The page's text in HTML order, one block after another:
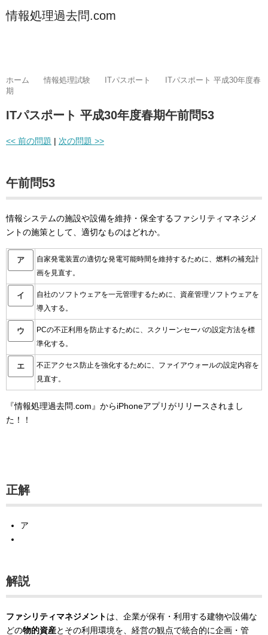
情報処理過去問.com
ホーム 情報処理試験 ITパスポート
ITパスポート 平成30年度春
期
ITパスポート 平成30年度春期午前問53
<< 前の問題 | 次の問題 >>
午前問53
情報システムの施設や設備を維持・保全するファシリティマネジメ
ントの施策として、適切なものはどれか。
ア
自家発電装置の適切な発電可能時間を維持するために、燃料の補充計
画を見直す。
イ
自社のソフトウェアを一元管理するために、資産管理ソフトウェアを
導入する。
ウ
PCの不正利用を防止するために、スクリーンセーバの設定方法を標
準化する。
エ
不正アクセス防止を強化するために、ファイアウォールの設定内容を
見直す。
『情報処理過去問.com』からiPhoneアプリがリリースされまし
た！！
正解
ア
解説
ファシリティマネジメントは、企業が保有・利用する建物や設備な
どの物的資産とその利用環境を、経営の観点で統合的に企画・管